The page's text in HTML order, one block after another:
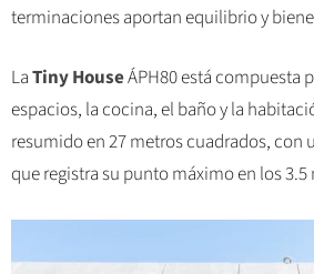
terminaciones aportan equilibrio y
LaTiny HouseÁPH80 está compuesta
espacios, la cocina, el baño y la
resumido en 27 metros cuadrados, con
que registra su punto máximo en los